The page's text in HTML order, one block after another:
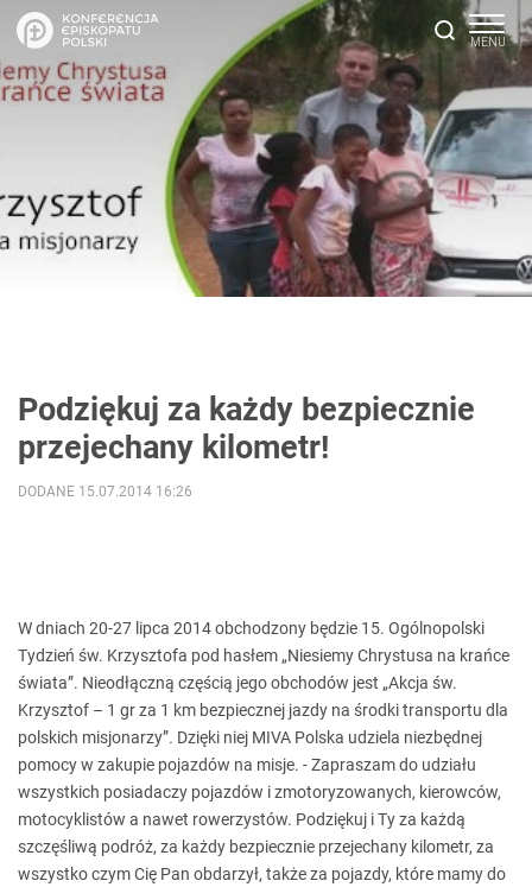
Podziękuj za każdy bezpiecznie
przejechany kilometr!
DODANE 15.07.2014 16:26
W dniach 20-27 lipca 2014 obchodzony będzie 15. Ogólnopolski
Tydzień św. Krzysztofa pod hasłem „Niesiemy Chrystusa na krańce
świata”. Nieodłączną częścią jego obchodów jest „Akcja św.
Krzysztof – 1 gr za 1 km bezpiecznej jazdy na środki transportu dla
polskich misjonarzy”. Dzięki niej MIVA Polska udziela niezbędnej
pomocy w zakupie pojazdów na misje. - Zapraszam do udziału
wszystkich posiadaczy pojazdów i zmotoryzowanych, kierowców,
motocyklistów a nawet rowerzystów. Podziękuj i Ty za każdą
szczęśliwą podróż, za każdy bezpiecznie przejechany kilometr, za
wszystko czym Cię Pan obdarzył, także za pojazdy, które mamy do